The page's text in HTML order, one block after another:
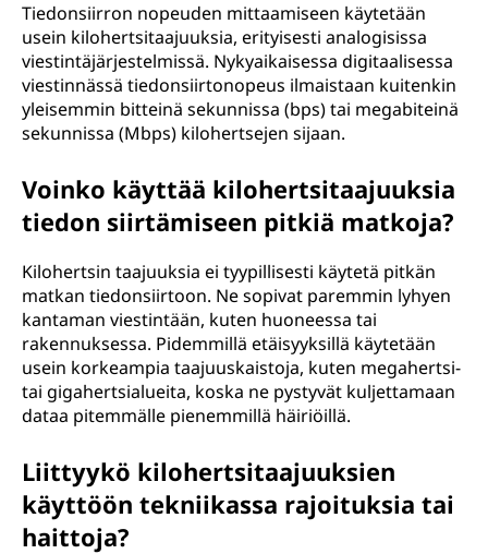
Tiedonsiirron nopeuden mittaamiseen käytetään
usein kilohertsitaajuuksia, erityisesti analogisissa
viestintäjärjestelmissä. Nykyaikaisessa digitaalisessa
viestinnässä tiedonsiirtonopeus ilmaistaan kuitenkin
yleisemmin bitteinä sekunnissa (bps) tai megabiteinä
sekunnissa (Mbps) kilohertsejen sijaan.
Voinko käyttää kilohertsitaajuuksia
tiedon siirtämiseen pitkiä matkoja?
Kilohertsin taajuuksia ei tyypillisesti käytetä pitkän
matkan tiedonsiirtoon. Ne sopivat paremmin lyhyen
kantaman viestintään, kuten huoneessa tai
rakennuksessa. Pidemmillä etäisyyksillä käytetään
usein korkeampia taajuuskaistoja, kuten megahertsi-
tai gigahertsialueita, koska ne pystyvät kuljettamaan
dataa pitemmälle pienemmillä häiriöillä.
Liittyykö kilohertsitaajuuksien
käyttöön tekniikassa rajoituksia tai
haittoja?